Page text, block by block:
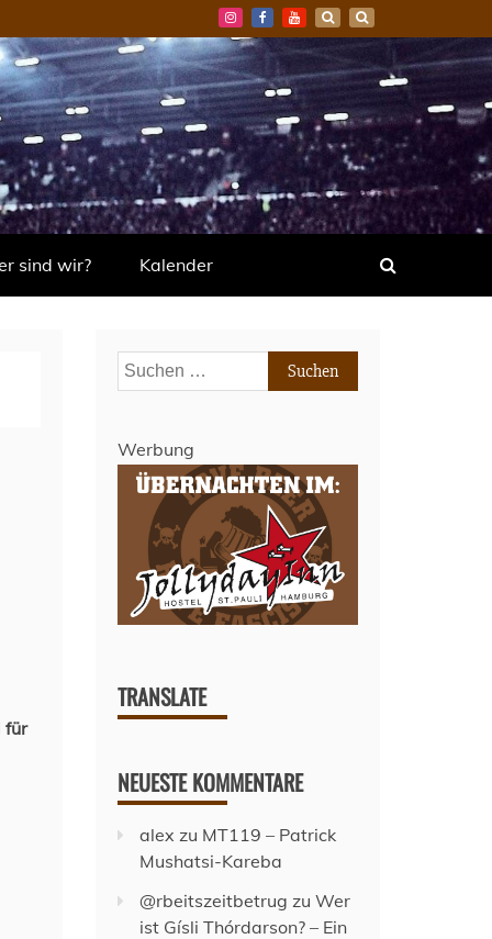
sind wir? Kalender
für
Suchen
nach:
Werbung
TRANSLATE
NEUESTE KOMMENTARE
alex zu MT119 – Patrick
Mushatsi-Kareba
@rbeitszeitbetrug zuWer
ist Gísli Thórdarson? – Ein